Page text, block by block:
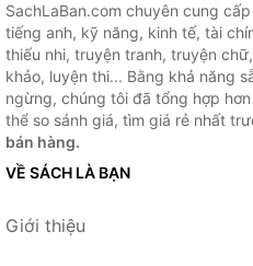
SachLaBan.com chuyên cung
tiếng anh, kỹ năng, kinh tế, tài
thiếu nhi, truyện tranh, truyện
khảo, luyện thi... Bằng khả năng
ngừng, chúng tôi đã tổng hợp
thể so sánh giá, tìm giá rẻ nhất
bán hàng.
VỀ SÁCH LÀ BẠN
Giới thiệu